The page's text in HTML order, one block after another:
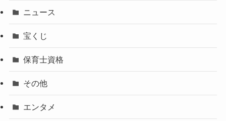
ニュース
宝くじ
保育士資格
その他
エンタメ